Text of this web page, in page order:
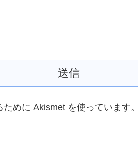
めに Akismet を使っています。